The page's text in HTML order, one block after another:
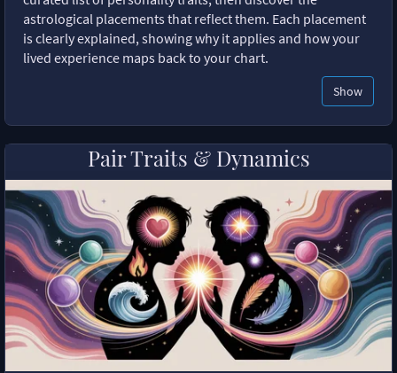
astrological placements that reflect them. Each placement
is clearly explained, showing why it applies and how your
lived experience maps back to your chart.
Show
Pair Traits & Dynamics